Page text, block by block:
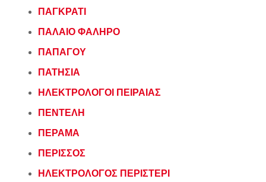
ΠΑΓΚΡΑΤΙ
ΠΑΛΑΙΟ ΦΑΛΗΡΟ
ΠΑΠΑΓΟΥ
ΠΑΤΗΣΙΑ
ΗΛΕΚΤΡΟΛΟΓΟΙ ΠΕΙΡΑΙΑΣ
ΠΕΝΤΕΛΗ
ΠΕΡΑΜΑ
ΠΕΡΙΣΣΟΣ
ΗΛΕΚΤΡΟΛΟΓΟΣ ΠΕΡΙΣΤΕΡΙ